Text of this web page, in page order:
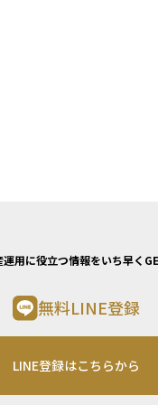
運用に役立つ情報をいち早く
無料LINE登録
LINE登録はこちらから